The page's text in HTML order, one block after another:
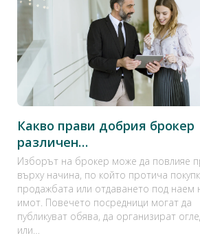
Какво прави добрия брокер
различен…
Изборът на брокер може да повлияе
върху начина, по който протича
продажбата или отдаването под наем
имот. Повечето посредници могат да
публикуват обява, да организират
или…